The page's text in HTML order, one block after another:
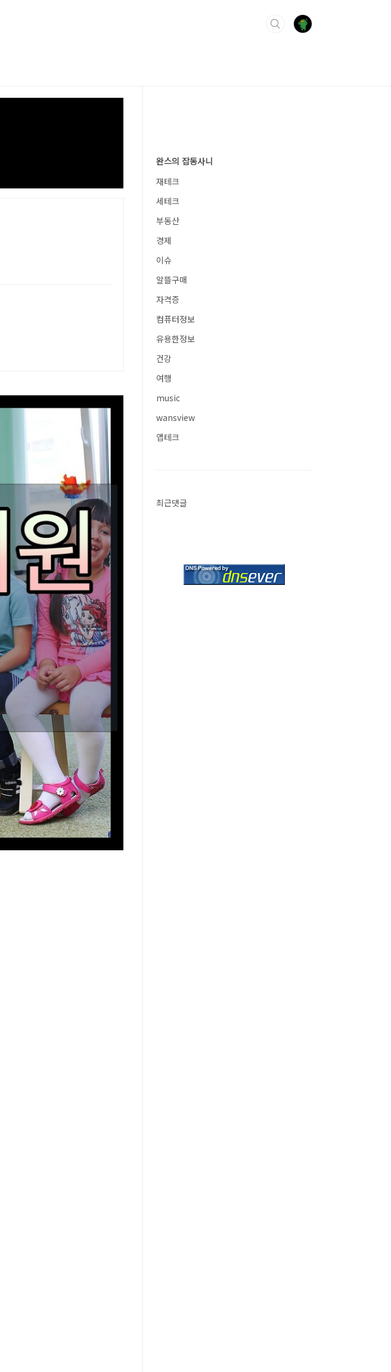
완스의 잡동사니
재테크
세테크
부동산
경제
이슈
알뜰구매
자격증
컴퓨터정보
유용한정보
건강
여행
music
wansview
앱테크
최근댓글